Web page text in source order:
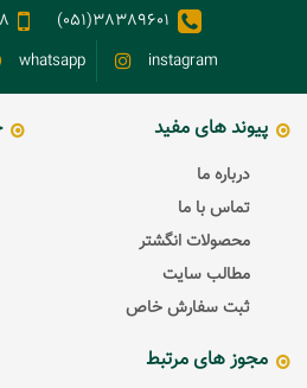
38389601(051)
instagram
whatsapp
پیوند های مفید
درباره ما
تماس با ما
محصولات انگشتر
مطالب سایت
ثبت سفارش خاص
مجوز های مرتبط